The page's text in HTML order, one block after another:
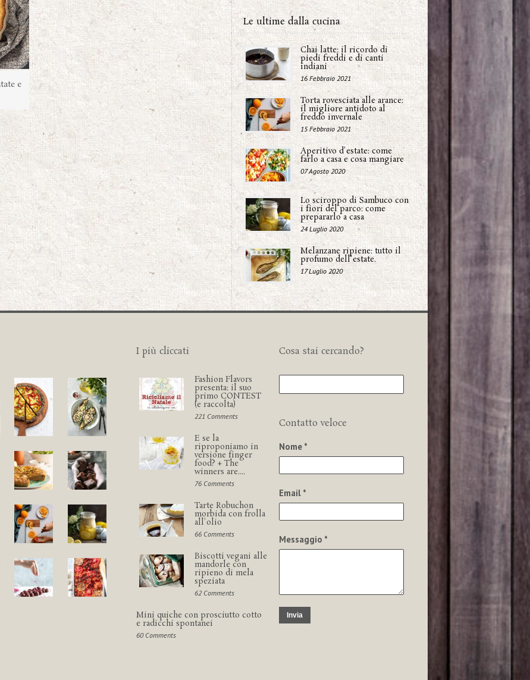
e
Le ultime dalla cucina
Chai latte: il ricordo di
piedi freddi e di canti
indiani
16 Febbraio 2021
Torta rovesciata alle arance:
il migliore antidoto al
freddo invernale
15 Febbraio 2021
Aperitivo d'estate: come
farlo a casa e cosa mangiare
07 Agosto 2020
Lo sciroppo di Sambuco con
i fiori del parco: come
prepararlo a casa
24 Luglio 2020
Melanzane ripiene: tutto il
profumo dell'estate.
17 Luglio 2020
I più cliccati
Fashion Flavors
presenta: il suo
primo CONTEST
(e raccolta)
221 Comments
E se la
riproponiamo in
versione finger
food? + The
winners are....
76 Comments
Tarte Robuchon
morbida con frolla
all'olio
66 Comments
Biscotti vegani alle
mandorle con
ripieno di mela
speziata
62 Comments
Mini quiche con prosciutto cotto
e radicchi spontanei
60 Comments
Cosa stai cercando?
Contatto veloce
Nome *
Email *
Messaggio *
Invia